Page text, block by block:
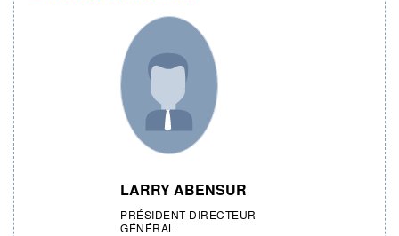
LARRY ABENSUR
PRÉSIDENT-DIRECTEUR
GÉNÉRAL